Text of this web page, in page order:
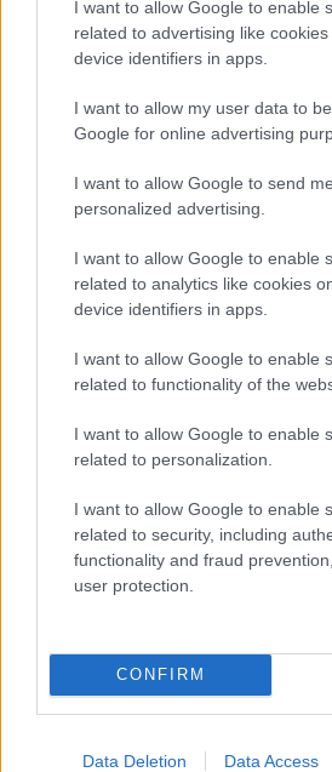
I want to allow Google to enable
related to advertising like
device identifiers in apps.
I want to allow my user data to
Google for online advertising
I want to allow Google to send me
personalized advertising.
I want to allow Google to enable
related to analytics like cookies
device identifiers in apps.
I want to allow Google to enable
related to functionality of the
I want to allow Google to enable
related to personalization.
I want to allow Google to enable
related to security, including
functionality and fraud
user protection.
CONFIRM
Data Deletion Data Access
Roma büntetése után
szakaszát, szorosabb lett az